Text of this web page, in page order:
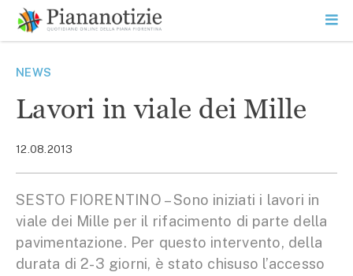
contenuto
SEARCH
NEWS
Lavori in viale dei Mille
12.08.2013
SESTO FIORENTINO – Sono iniziati i lavori in
viale dei Mille per il rifacimento di parte della
pavimentazione. Per questo intervento, della
durata di 2-3 giorni, è stato chisuso l’accesso